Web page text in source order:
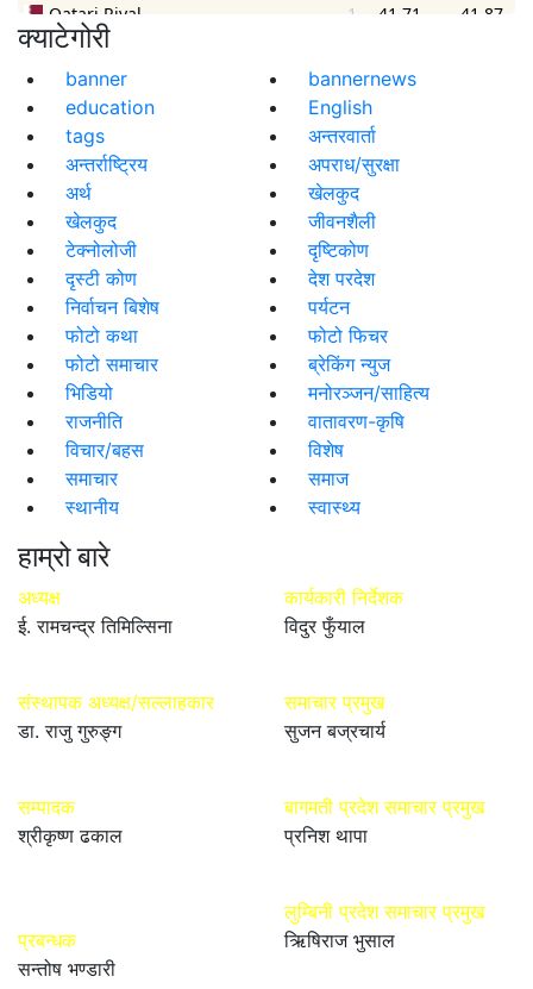
क्याटेगोरी
banner
bannernews
education
English
tags
अन्तरवार्ता
अन्तर्राष्ट्रिय
अपराध/सुरक्षा
अर्थ
खेलकुद
खेलकुद
जीवनशैली
टेक्नोलोजी
दृष्टिकोण
दृस्टी कोण
देश परदेश
निर्वाचन बिशेष
पर्यटन
फोटो कथा
फोटो फिचर
फोटो समाचार
ब्रेकिंग न्युज
भिडियो
मनोरञ्जन/साहित्य
राजनीति
वातावरण-कृषि
विचार/बहस
विशेष
समाचार
समाज
स्थानीय
स्वास्थ्य
हाम्रो बारे
अध्यक्ष
ई. रामचन्द्र तिमिल्सिना
संस्थापक अध्यक्ष/सल्लाहकार
डा. राजु गुरुङ्ग
सम्पादक
श्रीकृष्ण ढकाल
प्रबन्धक
सन्तोष भण्डारी
कार्यकारी निर्देशक
विदुर फुँयाल
समाचार प्रमुख
सुजन बज्रचार्य
बागमती प्रदेश समाचार प्रमुख
प्रनिश थापा
लुम्बिनी प्रदेश समाचार प्रमुख
ऋिषिराज भुसाल